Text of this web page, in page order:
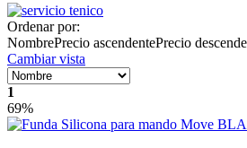
Ordenar por:
NombrePrecio ascendentePrecio
Cambiar vista
1
69%